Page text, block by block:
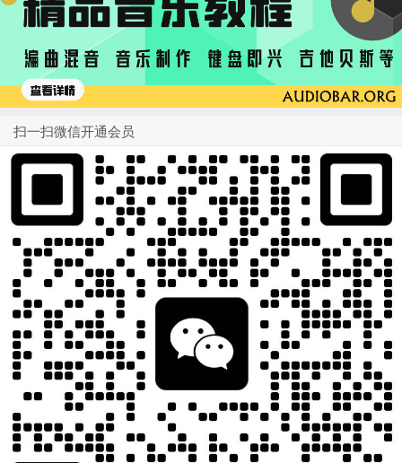
扫一扫微信开通会员